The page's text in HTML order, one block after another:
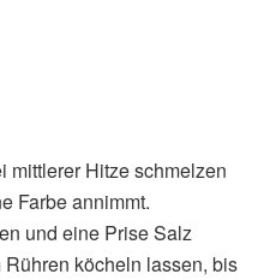
mittlerer Hitze schmelzen
Farbe annimmt.
und eine Prise Salz
köcheln lassen, bis